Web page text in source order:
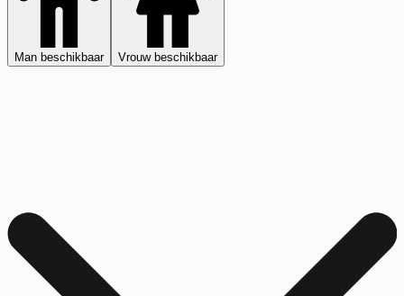
Man beschikbaar Vrouw beschikbaar